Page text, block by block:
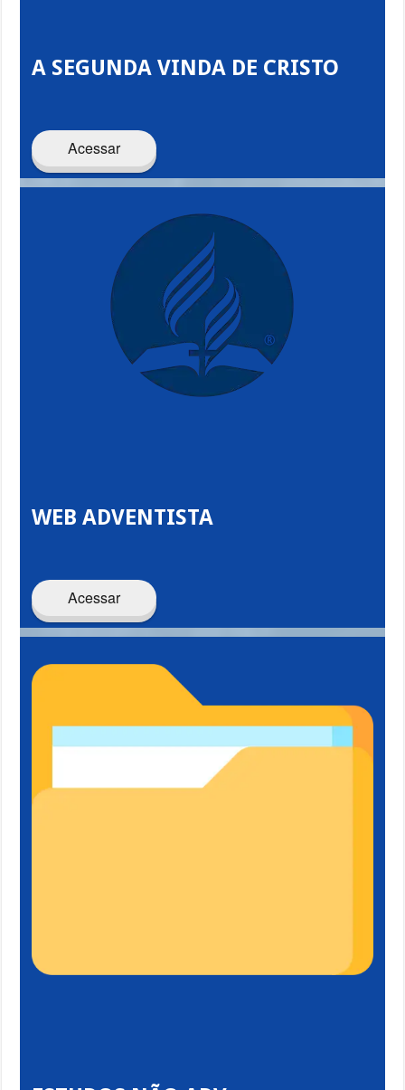
A SEGUNDA VINDA DE CRISTO
Acessar
WEB ADVENTISTA
Acessar